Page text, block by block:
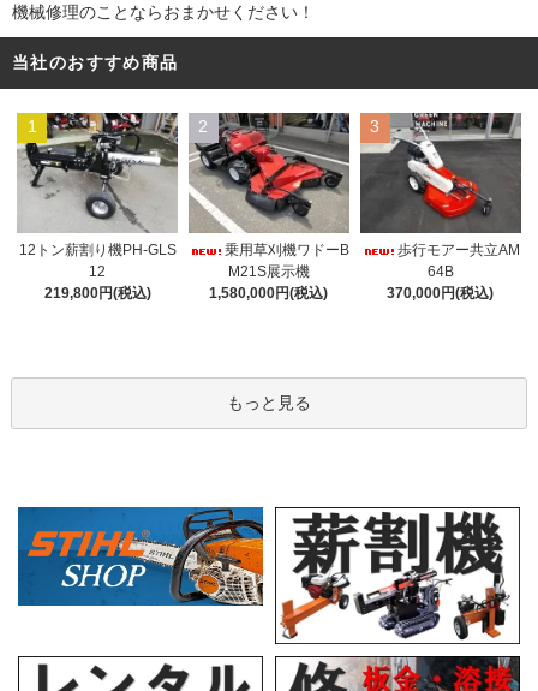
機械修理のことならおまかせください！
当社のおすすめ商品
1
12トン薪割り機PH-GLS
12
219,800円(税込)
2
乗用草刈機ワドーB
M21S展示機
1,580,000円(税込)
3
歩行モアー共立AM
64B
370,000円(税込)
もっと見る